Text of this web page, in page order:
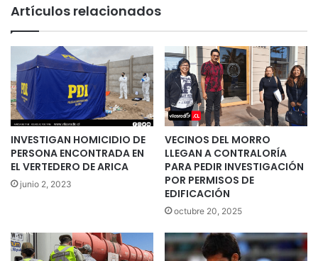
Artículos relacionados
INVESTIGAN HOMICIDIO DE
PERSONA ENCONTRADA EN
EL VERTEDERO DE ARICA
junio 2, 2023
VECINOS DEL MORRO
LLEGAN A CONTRALORÍA
PARA PEDIR INVESTIGACIÓN
POR PERMISOS DE
EDIFICACIÓN
octubre 20, 2025